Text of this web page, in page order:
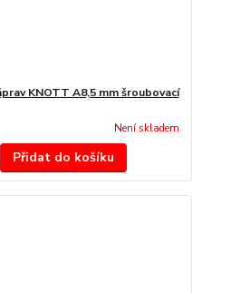
KNOTT A8,5 mm šroubovací
Není skladem
Přidat do košíku